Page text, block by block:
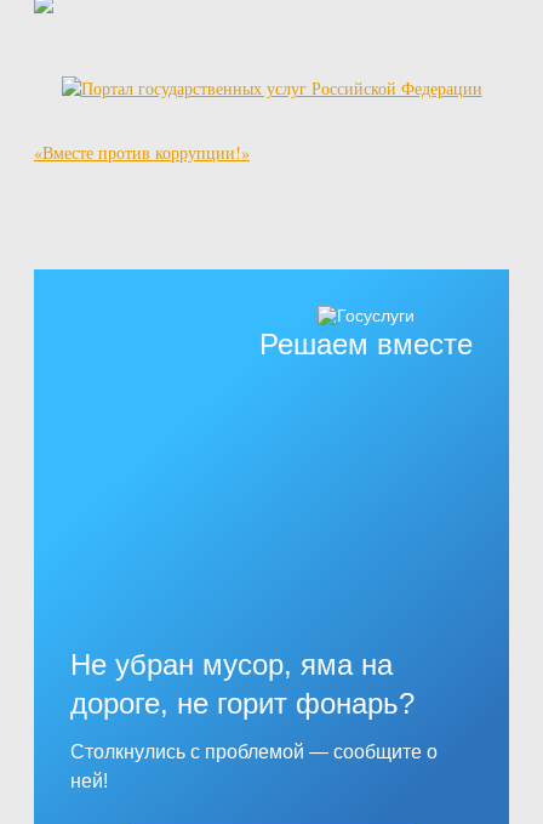
«Вместе против коррупции!»
Решаем вместе
Не убран мусор, яма на
дороге, не горит фонарь?
Столкнулись с проблемой — сообщите о
ней!